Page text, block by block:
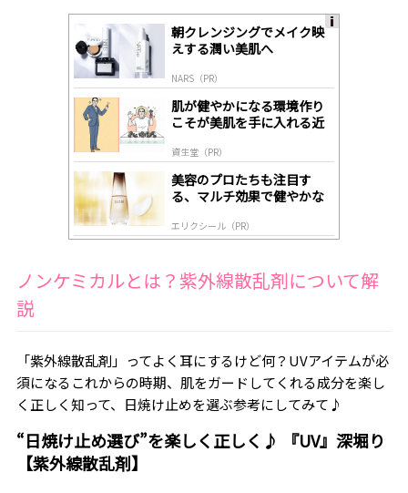
朝クレンジングでメイク映
えする潤い美肌へ
NARS（PR）
肌が健やかになる環境作り
こそが美肌を手に入れる近
資生堂（PR）
美容のプロたちも注目す
る、マルチ効果で健やかな
エリクシール（PR）
ノンケミカルとは？紫外線散乱剤について解
説
「紫外線散乱剤」ってよく耳にするけど何？UVアイテムが必
須になるこれからの時期、肌をガードしてくれる成分を楽し
く正しく知って、日焼け止めを選ぶ参考にしてみて♪
“日焼け止め選び”を楽しく正しく♪ 『UV』深堀り
【紫外線散乱剤】